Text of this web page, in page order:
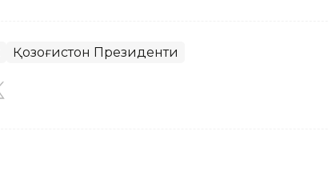
Қозоғистон Президенти